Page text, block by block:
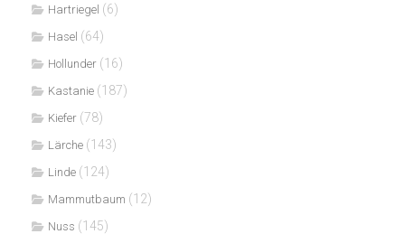
Hartriegel (6)
Hasel (64)
Hollunder (16)
Kastanie (187)
Kiefer (78)
Lärche (143)
Linde (124)
Mammutbaum (12)
Nuss (145)